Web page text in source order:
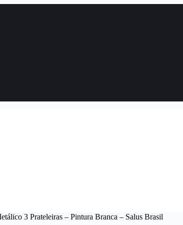
3 Prateleiras – Pintura Branca – Salus Brasil